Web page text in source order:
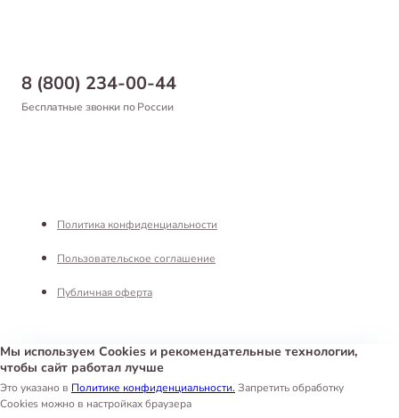
8 (800) 234-00-44
Бесплатные звонки по России
Самовывоз
Оформление заказа
Благотворительный фонд
Реквизиты
Интернет-магазин «Белый Кролик»
Политика конфиденциальности
Пользовательское соглашение
Публичная оферта
Мы используем Cookies и рекомендательные технологии,
чтобы сайт работал лучше
Это указано в Политике конфиденциальности. Запретить обработку
Cookies можно в настройках браузера